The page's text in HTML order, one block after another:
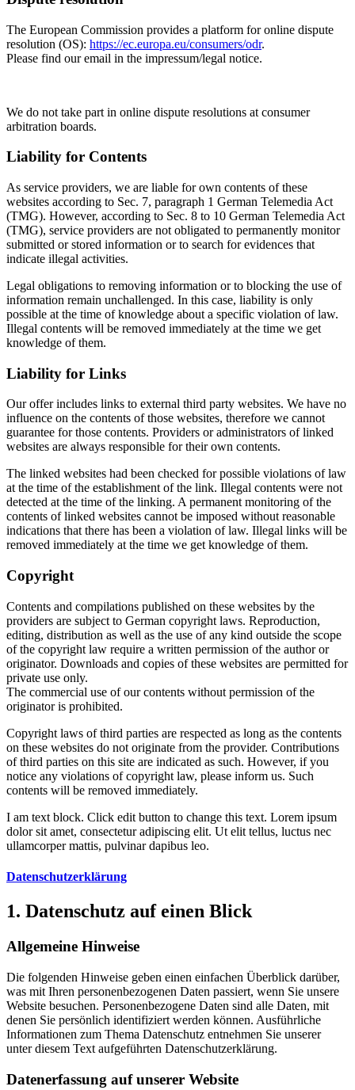
The European Commission provides a platform for online dispute
resolution (OS): https://ec.europa.eu/consumers/odr.
Please find our email in the impressum/legal notice.
We do not take part in online dispute resolutions at consumer
arbitration boards.
Liability for Contents
As service providers, we are liable for own contents of these
websites according to Sec. 7, paragraph 1 German Telemedia Act
(TMG). However, according to Sec. 8 to 10 German Telemedia Act
(TMG), service providers are not obligated to permanently monitor
submitted or stored information or to search for evidences that
indicate illegal activities.
Legal obligations to removing information or to blocking the use of
information remain unchallenged. In this case, liability is only
possible at the time of knowledge about a specific violation of law.
Illegal contents will be removed immediately at the time we get
knowledge of them.
Liability for Links
Our offer includes links to external third party websites. We have no
influence on the contents of those websites, therefore we cannot
guarantee for those contents. Providers or administrators of linked
websites are always responsible for their own contents.
The linked websites had been checked for possible violations of law
at the time of the establishment of the link. Illegal contents were not
detected at the time of the linking. A permanent monitoring of the
contents of linked websites cannot be imposed without reasonable
indications that there has been a violation of law. Illegal links will be
removed immediately at the time we get knowledge of them.
Copyright
Contents and compilations published on these websites by the
providers are subject to German copyright laws. Reproduction,
editing, distribution as well as the use of any kind outside the scope
of the copyright law require a written permission of the author or
originator. Downloads and copies of these websites are permitted for
private use only.
The commercial use of our contents without permission of the
originator is prohibited.
Copyright laws of third parties are respected as long as the contents
on these websites do not originate from the provider. Contributions
of third parties on this site are indicated as such. However, if you
notice any violations of copyright law, please inform us. Such
contents will be removed immediately.
I am text block. Click edit button to change this text. Lorem ipsum
dolor sit amet, consectetur adipiscing elit. Ut elit tellus, luctus nec
ullamcorper mattis, pulvinar dapibus leo.
Datenschutzerklärung
1. Datenschutz auf einen Blick
Allgemeine Hinweise
Die folgenden Hinweise geben einen einfachen Überblick darüber,
was mit Ihren personenbezogenen Daten passiert, wenn Sie unsere
Website besuchen. Personenbezogene Daten sind alle Daten, mit
denen Sie persönlich identifiziert werden können. Ausführliche
Informationen zum Thema Datenschutz entnehmen Sie unserer
unter diesem Text aufgeführten Datenschutzerklärung.
Datenerfassung auf unserer Website